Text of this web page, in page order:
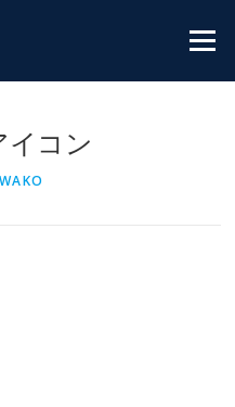
メニュ
イコン